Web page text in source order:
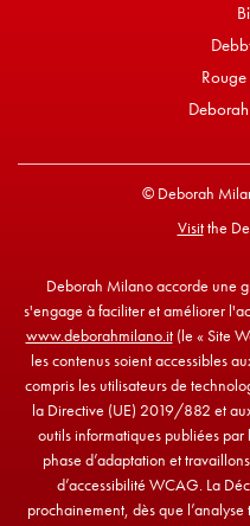
© Deborah
Visitthe
Deborah Milano accorde une
s'engage à faciliter et améliorer
www.deborahmilano.it(le « Site
les contenus soient accessibles
compris les utilisateurs de
la Directive (UE) 2019/882 et
outils informatiques publiées
phase d’adaptation et
d’accessibilité WCAG. La
prochainement, dès que